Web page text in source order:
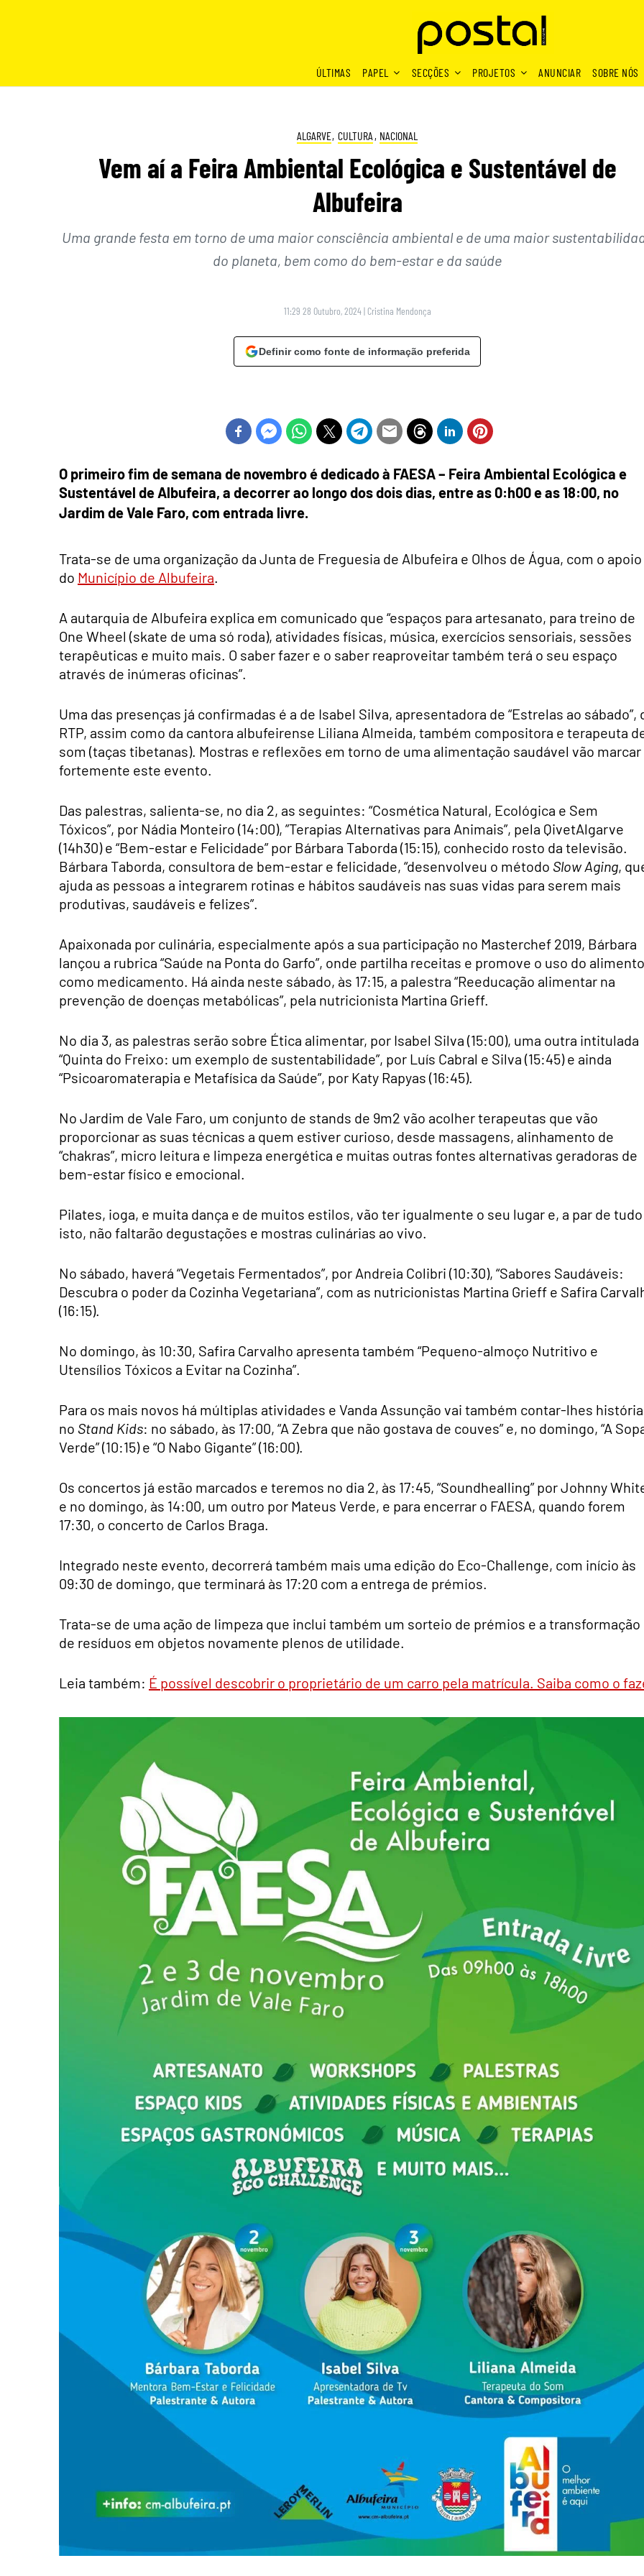
ÚLTIMAS
PAPEL SECÇÕES PROJETOS ANUNCIAR SOBRE NÓS
ALGARVE, CULTURA , NACIONAL
Vem aí a Feira Ambiental Ecológica e Sustentável de
Albufeira
Uma grande festa em torno de uma maior consciência ambiental e de uma maior
do planeta, bem como do bem-estar e da saúde
11:29 28 Outubro, 2024 | Cristina Mendonça
Definir como fonte de informação preferida
O primeiro fim de semana de novembro é dedicado à FAESA – Feira Ambiental Ecológica e
Sustentável de Albufeira, a decorrer ao longo dos dois dias, entre as 0:h00 e as 18:00, no
Jardim de Vale Faro, com entrada livre.
Trata-se de uma organização da Junta de Freguesia de Albufeira e Olhos de Água, com o apoio
do Município de Albufeira.
A autarquia de Albufeira explica em comunicado que “espaços para artesanato, para treino de
One Wheel (skate de uma só roda), atividades físicas, música, exercícios sensoriais, sessões
terapêuticas e muito mais. O saber fazer e o saber reaproveitar também terá o seu espaço
através de inúmeras oficinas”.
Uma das presenças já confirmadas é a de Isabel Silva, apresentadora de “Estrelas ao sábado”,
RTP, assim como da cantora albufeirense Liliana Almeida, também compositora e terapeuta
som (taças tibetanas). Mostras e reflexões em torno de uma alimentação saudável vão marcar
fortemente este evento.
Das palestras, salienta-se, no dia 2, as seguintes: “Cosmética Natural, Ecológica e Sem
Tóxicos”, por Nádia Monteiro (14:00), ”Terapias Alternativas para Animais”, pela QivetAlgarve
(14h30) e “Bem-estar e Felicidade” por Bárbara Taborda (15:15), conhecido rosto da televisão.
Bárbara Taborda, consultora de bem-estar e felicidade, “desenvolveu o método Slow Aging,
ajuda as pessoas a integrarem rotinas e hábitos saudáveis nas suas vidas para serem mais
produtivas, saudáveis e felizes”.
Apaixonada por culinária, especialmente após a sua participação no Masterchef 2019, Bárbara
lançou a rubrica “Saúde na Ponta do Garfo”, onde partilha receitas e promove o uso do alimento
como medicamento. Há ainda neste sábado, às 17:15, a palestra “Reeducação alimentar na
prevenção de doenças metabólicas”, pela nutricionista Martina Grieff.
No dia 3, as palestras serão sobre Ética alimentar, por Isabel Silva (15:00), uma outra intitulada
“Quinta do Freixo: um exemplo de sustentabilidade”, por Luís Cabral e Silva (15:45) e ainda
“Psicoaromaterapia e Metafísica da Saúde”, por Katy Rapyas (16:45).
No Jardim de Vale Faro, um conjunto de stands de 9m2 vão acolher terapeutas que vão
proporcionar as suas técnicas a quem estiver curioso, desde massagens, alinhamento de
“chakras”, micro leitura e limpeza energética e muitas outras fontes alternativas geradoras de
bem-estar físico e emocional.
Pilates, ioga, e muita dança e de muitos estilos, vão ter igualmente o seu lugar e, a par de tudo
isto, não faltarão degustações e mostras culinárias ao vivo.
No sábado, haverá “Vegetais Fermentados”, por Andreia Colibri (10:30), “Sabores Saudáveis:
Descubra o poder da Cozinha Vegetariana”, com as nutricionistas Martina Grieff e Safira
(16:15).
No domingo, às 10:30, Safira Carvalho apresenta também “Pequeno-almoço Nutritivo e
Utensílios Tóxicos a Evitar na Cozinha”.
Para os mais novos há múltiplas atividades e Vanda Assunção vai também contar-lhes
no Stand Kids: no sábado, às 17:00, “A Zebra que não gostava de couves” e, no domingo, “A
Verde” (10:15) e “O Nabo Gigante” (16:00).
Os concertos já estão marcados e teremos no dia 2, às 17:45, “Soundhealling” por Johnny
e no domingo, às 14:00, um outro por Mateus Verde, e para encerrar o FAESA, quando forem
17:30, o concerto de Carlos Braga.
Integrado neste evento, decorrerá também mais uma edição do Eco-Challenge, com início às
09:30 de domingo, que terminará às 17:20 com a entrega de prémios.
Trata-se de uma ação de limpeza que inclui também um sorteio de prémios e a transformação
de resíduos em objetos novamente plenos de utilidade.
Leia também: É possível descobrir o proprietário de um carro pela matrícula. Saiba como o